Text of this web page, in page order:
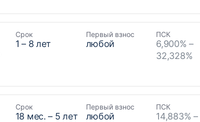
Срок
1 – 8 лет
Первый взнос
любой
ПСК
6,900% –
32,328%
Срок
18 мес. – 5 лет
Первый взнос
любой
ПСК
14,883% –